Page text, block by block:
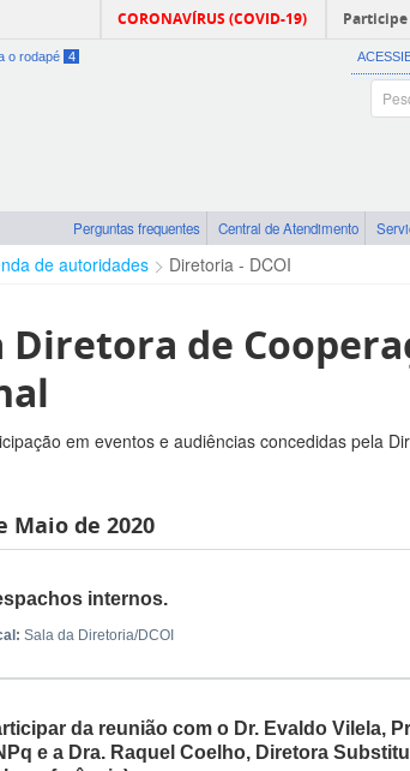
CORONAVÍRUS (COVID-19) Participe
o rodapé 4
Perguntas frequentes Central de Atendimento
de autoridades Diretoria - DCOI
Diretora de
em eventos e audiências concedidas pela
Maio de 2020
internos.
Sala da Diretoria/DCOI
da reunião com o Dr. Evaldo Vilela,
e a Dra. Raquel Coelho, Diretora